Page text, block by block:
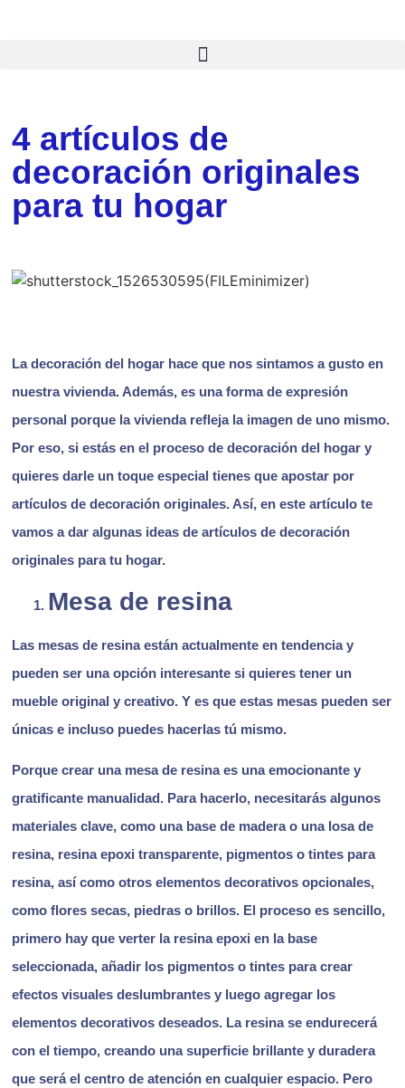
4 artículos de
decoración originales
para tu hogar
La decoración del hogar hace que nos sintamos a gusto en
nuestra vivienda. Además, es una forma de expresión
personal porque la vivienda refleja la imagen de uno mismo.
Por eso, si estás en el proceso de decoración del hogar y
quieres darle un toque especial tienes que apostar por
artículos de decoración originales. Así, en este artículo te
vamos a dar algunas ideas de artículos de decoración
originales para tu hogar.
Mesa de resina
Las mesas de resina están actualmente en tendencia y
pueden ser una opción interesante si quieres tener un
mueble original y creativo. Y es que estas mesas pueden ser
únicas e incluso puedes hacerlas tú mismo.
Porque crear una mesa de resina es una emocionante y
gratificante manualidad. Para hacerlo, necesitarás algunos
materiales clave, como una base de madera o una losa de
resina, resina epoxi transparente, pigmentos o tintes para
resina, así como otros elementos decorativos opcionales,
como flores secas, piedras o brillos. El proceso es sencillo,
primero hay que verter la resina epoxi en la base
seleccionada, añadir los pigmentos o tintes para crear
efectos visuales deslumbrantes y luego agregar los
elementos decorativos deseados. La resina se endurecerá
con el tiempo, creando una superficie brillante y duradera
que será el centro de atención en cualquier espacio. Pero